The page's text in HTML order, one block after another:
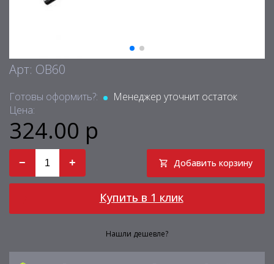
Арт: OB60
Готовы оформить?:
Менеджер уточнит остаток
Цена:
324.00 р
− + Добавить корзину
Купить в 1 клик
Нашли дешевле?